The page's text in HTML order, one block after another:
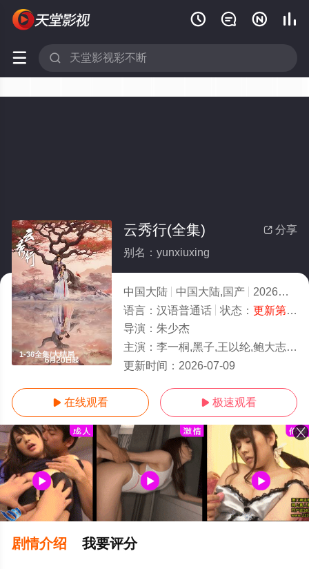
   
 
1-36全集/大结局
 分享
云秀行(全集)
别名：yunxiuxing
中国大陆 中国大陆,国产 2026
4.0
语言： 汉语普通话 状态： 更新第36集
导演： 朱少杰
主演： 李一桐,黑子,王以纶,鲍大志,尹铸胜,曾舜晞,张晞临,邓为,代露娃,简宇熙,邓孝慈
更新时间： 2026-07-09
 在线观看  极速观看
剧情介绍 我要评分